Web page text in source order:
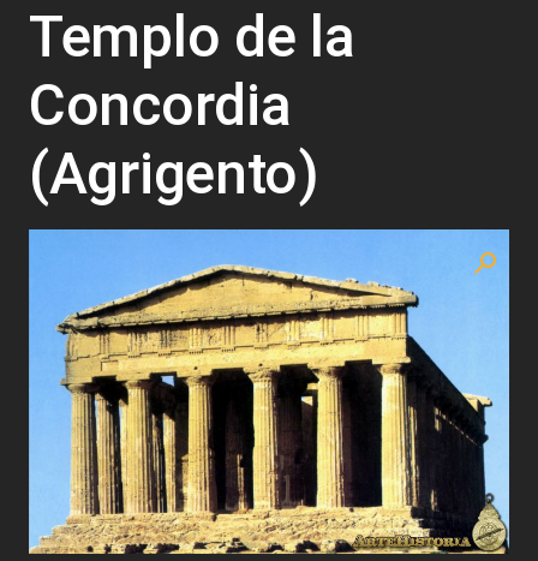
Templo de la
Concordia
(Agrigento)